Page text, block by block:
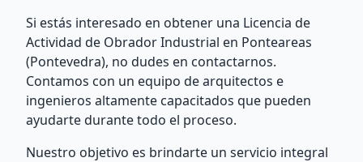
Si estás interesado en obtener una Licencia de
Actividad de Obrador Industrial en Ponteareas
(Pontevedra), no dudes en contactarnos.
Contamos con un equipo de arquitectos e
ingenieros altamente capacitados que pueden
ayudarte durante todo el proceso.
Nuestro objetivo es brindarte un servicio integral